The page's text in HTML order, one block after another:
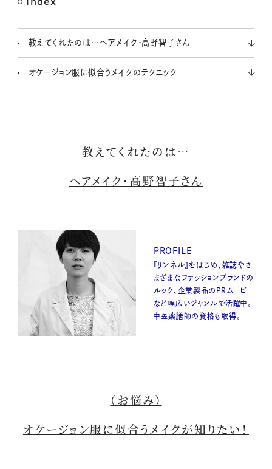
教えてくれたのは…ヘアメイク・高野智子さん
オケージョン服に似合うメイクのテクニック
教えてくれたのは…
ヘアメイク・高野智子さん
PROFILE
『リンネル』をはじめ、雑誌やさ
まざまなファッションブランドの
ルック、企業製品のPRムービー
など幅広いジャンルで活躍中。
中医薬膳師の資格も取得。
（お悩み）
オケージョン服に似合うメイクが知りたい！